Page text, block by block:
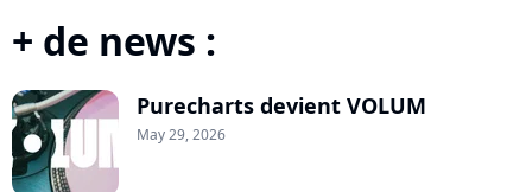
+ de news :
Purecharts devient VOLUM
May 29, 2026